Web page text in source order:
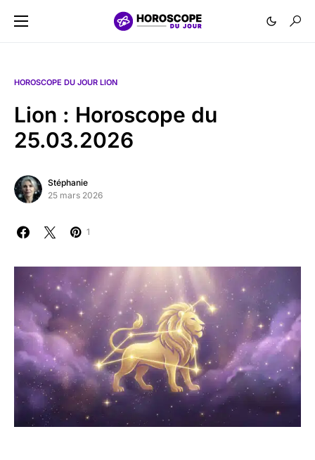
HOROSCOPE DU JOUR LION
Lion : Horoscope du
25.03.2026
Stéphanie
25 mars 2026
1